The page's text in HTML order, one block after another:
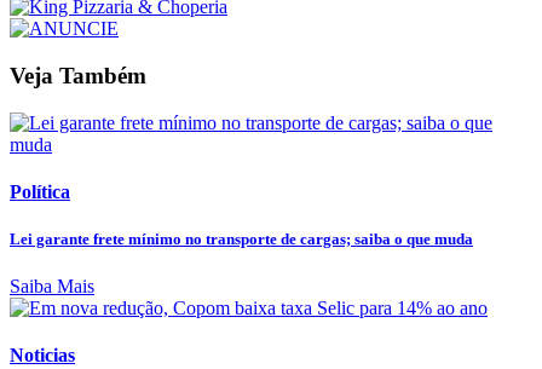
Veja Também
Política
Lei garante frete mínimo no transporte de cargas; saiba o que muda
Saiba Mais
Noticias